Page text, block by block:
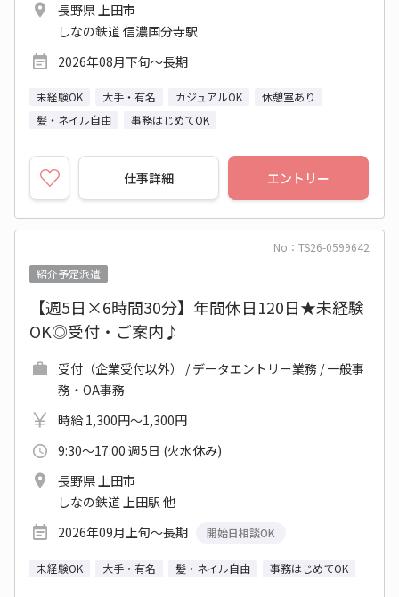
長野県 上田市
しなの鉄道 信濃国分寺駅
2026年08月下旬～長期
未経験OK 大手・有名 カジュアルOK
休憩室あり
髪・ネイル自由
事務はじめてOK
仕事詳細 エントリー
No：TS26-0599642
紹介予定派遣
【週5日×6時間30分】年間休日120日★未経験
OK◎受付・ご案内♪
受付（企業受付以外） / データエントリー業務 / 一般事
務・OA事務
時給 1,300円～1,300円
9:30～17:00 週5日 (火水休み)
長野県 上田市
しなの鉄道 上田駅 他
2026年09月上旬～長期
開始日相談OK
未経験OK 大手・有名 髪・ネイル自由 事務はじめてOK